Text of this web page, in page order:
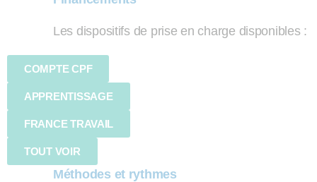
Les dispositifs de prise en charge disponibles :
COMPTE CPF
APPRENTISSAGE
FRANCE TRAVAIL
TOUT VOIR
Méthodes et rythmes